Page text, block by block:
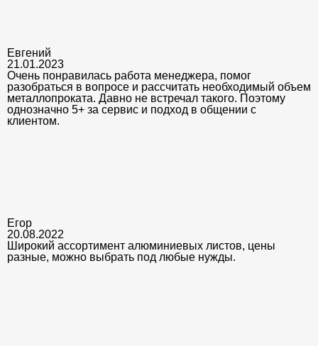
Евгений
21.01.2023
Очень понравилась работа менеджера, помог
разобраться в вопросе и рассчитать необходимый объем
металлопроката. Давно не встречал такого. Поэтому
однозначно 5+ за сервис и подход в общении с
клиентом.
Егор
20.08.2022
Широкий ассортимент алюминиевых листов, цены
разные, можно выбрать под любые нужды.